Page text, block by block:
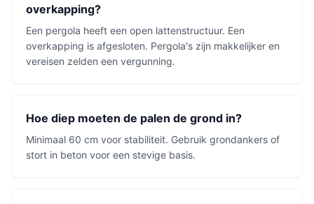
overkapping?
Een pergola heeft een open lattenstructuur. Een
overkapping is afgesloten. Pergola's zijn makkelijker en
vereisen zelden een vergunning.
Hoe diep moeten de palen de grond in?
Minimaal 60 cm voor stabiliteit. Gebruik grondankers of
stort in beton voor een stevige basis.